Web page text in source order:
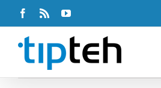
Facebook
Rss Youtube